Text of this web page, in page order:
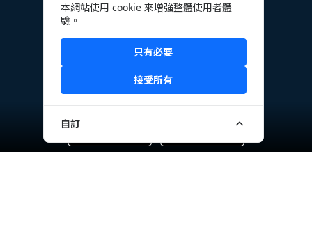
本網站使用 cookie 來增強整體使用者體
驗。
只有必要
接受所有
自訂